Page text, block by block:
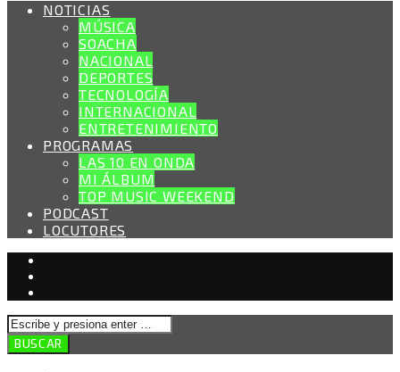
NOTICIAS
MÚSICA
SOACHA
NACIONAL
DEPORTES
TECNOLOGÍA
INTERNACIONAL
ENTRETENIMIENTO
PROGRAMAS
LAS 10 EN ONDA
MI ÁLBUM
TOP MUSIC WEEKEND
PODCAST
LOCUTORES